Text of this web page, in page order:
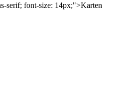
serif; font-size: 14px;">Karten